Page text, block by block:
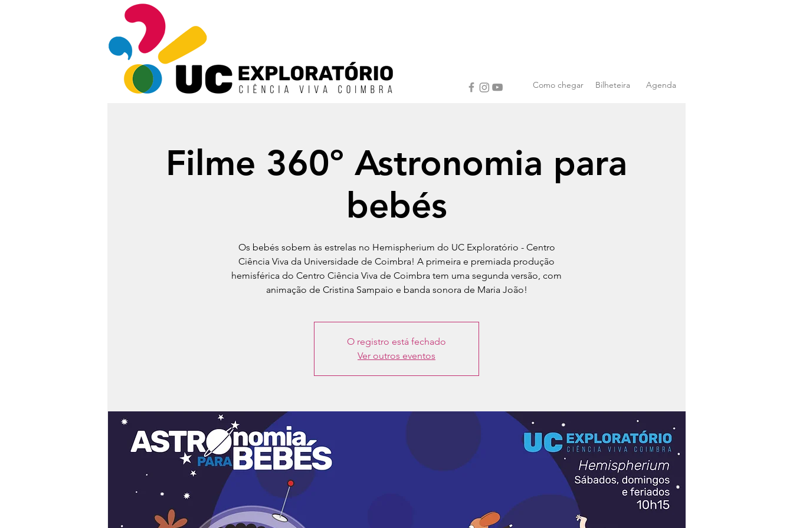
Como chegar Bilheteira Agenda
Filme 360º Astronomia para
bebés
Os bebés sobem às estrelas no Hemispherium do UC Exploratório - Centro
Ciência Viva da Universidade de Coimbra! A primeira e premiada produção
hemisférica do Centro Ciência Viva de Coimbra tem uma segunda versão, com
animação de Cristina Sampaio e banda sonora de Maria João!
O registro está fechado
Ver outros eventos